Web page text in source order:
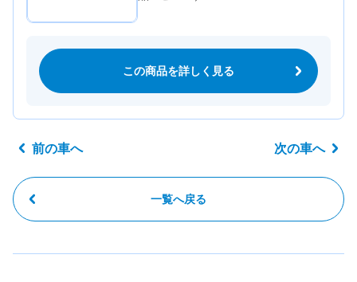
この商品を詳しく見る
前の車へ
一覧へ戻る
次の車へ